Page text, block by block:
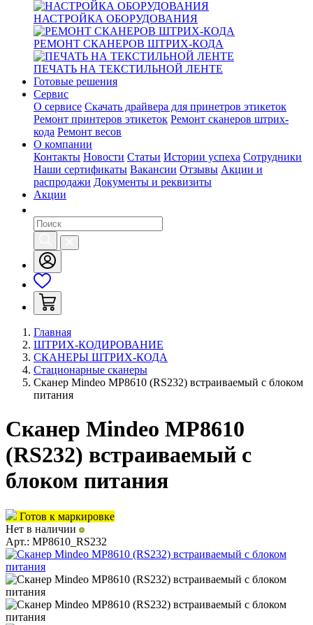
НАСТРОЙКА ОБОРУДОВАНИЯ
РЕМОНТ СКАНЕРОВ ШТРИХ-КОДА
ПЕЧАТЬ НА ТЕКСТИЛЬНОЙ ЛЕНТЕ
Готовые решения
Сервис
О сервисе Скачать драйвера для принетров этикеток
Ремонт принтеров этикеток Ремонт сканеров штрих-
кода Ремонт весов
О компании
Контакты Новости Статьи Истории успеха Сотрудники
Наши сертификаты Вакансии Отзывы Акции и
распродажи Документы и реквизиты
Акции
Главная
ШТРИХ-КОДИРОВАНИЕ
СКАНЕРЫ ШТРИХ-КОДА
Стационарные сканеры
Сканер Mindeo MP8610 (RS232) встраиваемый с блоком
питания
Сканер Mindeo MP8610
(RS232) встраиваемый с
блоком питания
Готов к маркировке
Нет в наличии
Арт.: MP8610_RS232